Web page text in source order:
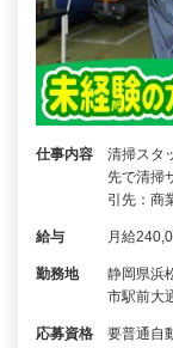
仕事内容
清掃スタ
先で清掃
引先：商
給与 月給
勤務地
静岡県浜
市駅前大
応募資格 要普通自